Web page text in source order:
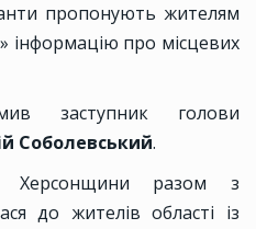
пропонують жителям
інформацію про місцевих
заступник голови
Соболевський.
Херсонщини разом з
до жителів області із